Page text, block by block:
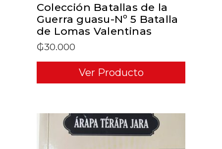
Colección Batallas de la
Guerra guasu-Nº 5 Batalla
de Lomas Valentinas
₲30.000
Ver Producto